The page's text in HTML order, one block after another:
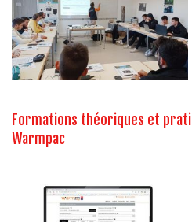
Formations théoriques et
Warmpac